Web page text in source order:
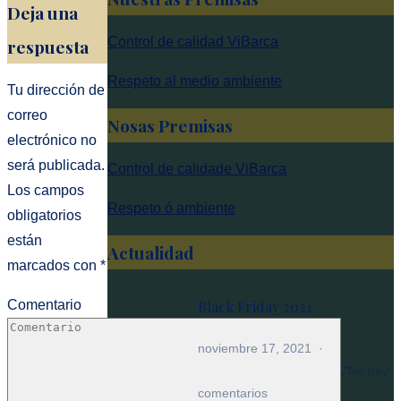
Deja una
respuesta
Tu dirección de
correo
electrónico no
será publicada.
Los campos
obligatorios
están
marcados con *
Comentario
Control de calidad ViBarca
Respeto al medio ambiente
Nosas Premisas
Control de calidade ViBarca
Respeto ó ambiente
Actualidad
Black Friday 2021
noviembre 17, 2021
itemprop="discussionURL"
comentariosen